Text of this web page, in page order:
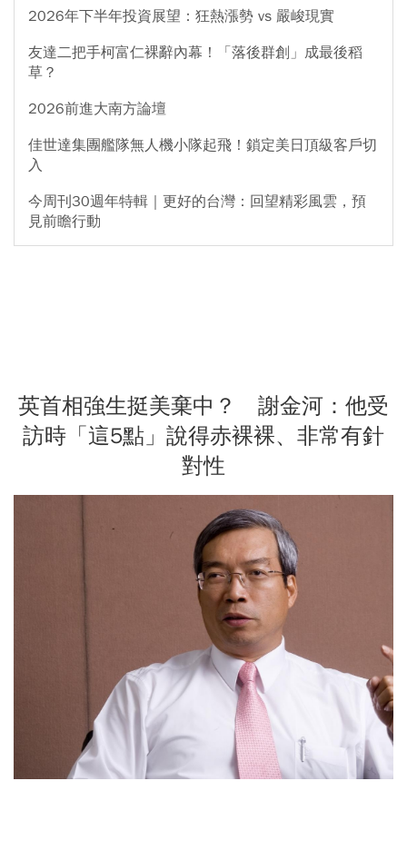
2026年下半年投資展望：狂熱漲勢 vs 嚴峻現實
友達二把手柯富仁裸辭內幕！「落後群創」成最後稻
草？
2026前進大南方論壇
佳世達集團艦隊無人機小隊起飛！鎖定美日頂級客戶切
入
今周刊30週年特輯｜更好的台灣：回望精彩風雲，預
見前瞻行動
英首相強生挺美棄中？ 謝金河：他受
訪時「這5點」說得赤裸裸、非常有針
對性